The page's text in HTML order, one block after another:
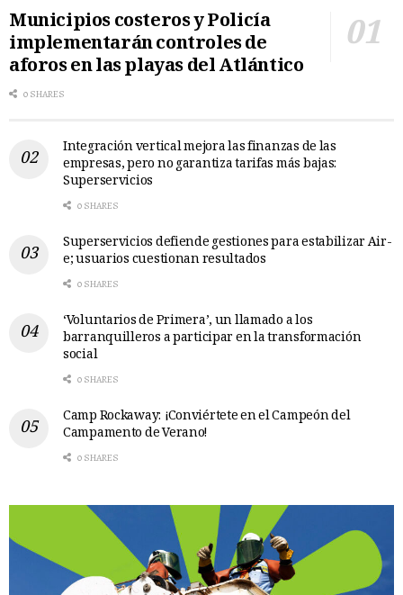
Municipios costeros y Policía
implementarán controles de
aforos en las playas del Atlántico
0 SHARES
Integración vertical mejora las finanzas de las
empresas, pero no garantiza tarifas más bajas:
Superservicios
0 SHARES
Superservicios defiende gestiones para estabilizar Air-
e; usuarios cuestionan resultados
0 SHARES
‘Voluntarios de Primera’, un llamado a los
barranquilleros a participar en la transformación
social
0 SHARES
Camp Rockaway: ¡Conviértete en el Campeón del
Campamento de Verano!
0 SHARES